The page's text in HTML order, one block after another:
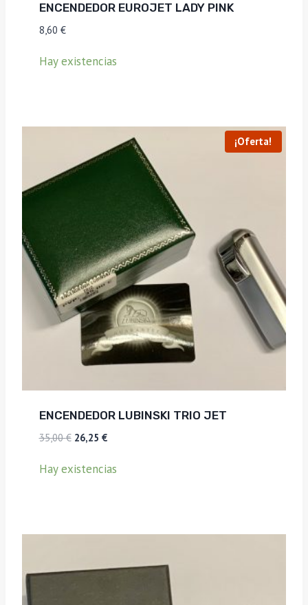
ENCENDEDOR EUROJET LADY PINK
8,60 €
Hay existencias
¡Oferta!
ENCENDEDOR LUBINSKI TRIO JET
35,00€ El
original
26,25 €El
actual
Hay existencias